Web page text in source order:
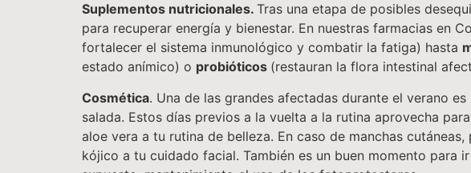
Suplementos nutricionales. Tras una etapa de posibles
para recuperar energía y bienestar. En nuestras farmacias en
fortalecer el sistema inmunológico y combatir la fatiga) hasta
estado anímico) o probióticos (restauran la flora intestinal
Cosmética. Una de las grandes afectadas durante el verano
salada. Estos días previos a la vuelta a la rutina aprovecha para
aloe vera a tu rutina de belleza. En caso de manchas cutáneas,
kójico a tu cuidado facial. También es un buen momento para